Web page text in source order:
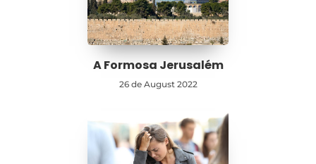
A Formosa Jerusalém
26 de August 2022